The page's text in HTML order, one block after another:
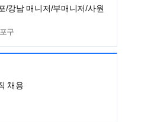
/강남 매니저/부매니저/사원
구
채용